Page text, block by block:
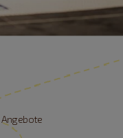
Angebote